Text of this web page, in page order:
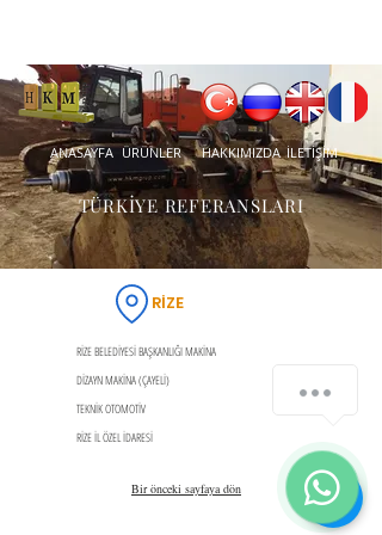
ANASAYFA ÜRÜNLER HAKKIMIZDA İLETİŞİM
TÜRKİYE REFERANSLARI
RİZE
RİZE BELEDİYESİ BAŞKANLIĞI MAKİNA
DİZAYN MAKİNA (ÇAYELİ)
TEKNİK OTOMOTİV
RİZE İL ÖZEL İDARESİ
Bir önceki sayfaya dön